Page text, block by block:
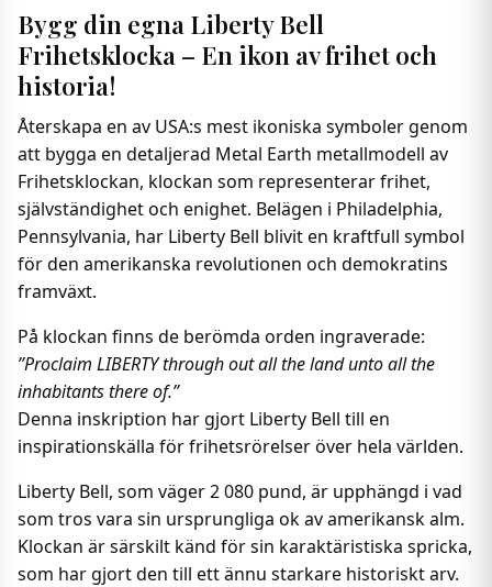
Bygg din egna Liberty Bell
Frihetsklocka – En ikon av frihet och
historia!
Återskapa en av USA:s mest ikoniska symboler genom
att bygga en detaljerad Metal Earth metallmodell av
Frihetsklockan, klockan som representerar frihet,
självständighet och enighet. Belägen i Philadelphia,
Pennsylvania, har Liberty Bell blivit en kraftfull symbol
för den amerikanska revolutionen och demokratins
framväxt.
På klockan finns de berömda orden ingraverade:
”Proclaim LIBERTY through out all the land unto all the
inhabitants there of.”
Denna inskription har gjort Liberty Bell till en
inspirationskälla för frihetsrörelser över hela världen.
Liberty Bell, som väger 2 080 pund, är upphängd i vad
som tros vara sin ursprungliga ok av amerikansk alm.
Klockan är särskilt känd för sin karaktäristiska spricka,
som har gjort den till ett ännu starkare historiskt arv.